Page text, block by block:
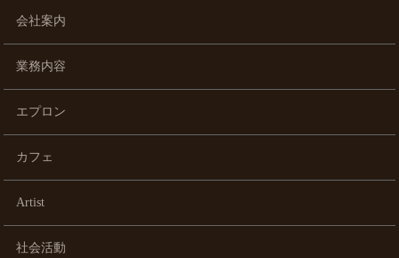
会社案内
業務内容
エプロン
カフェ
Artist
社会活動